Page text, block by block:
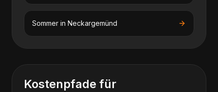
Sommer in Neckargemünd
Kostenpfade für